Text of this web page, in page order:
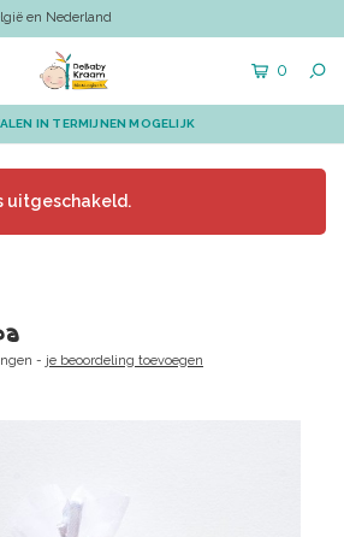
en Nederland
0
IN TERMIJNEN MOGELIJK
uitgeschakeld.
- je beoordeling toevoegen